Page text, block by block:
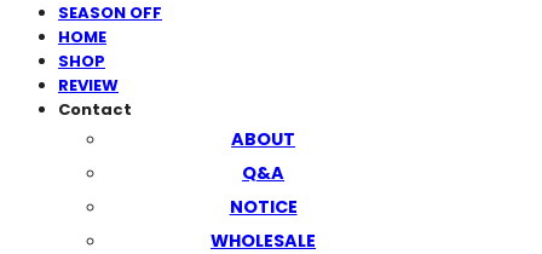
SEASON OFF
HOME
SHOP
REVIEW
Contact
ABOUT
Q&A
NOTICE
WHOLESALE